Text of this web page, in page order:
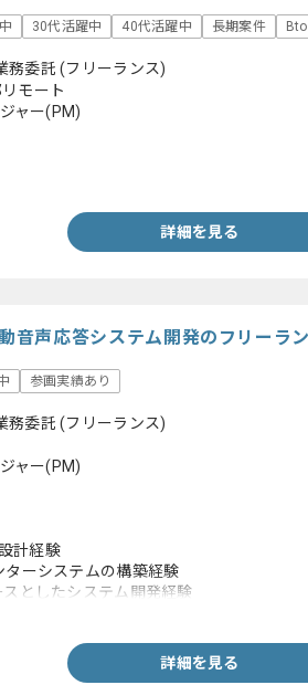
30代活躍中 40代活躍中 長期案件
務委託(フリーランス)
モート
ャー(PM)
詳細を見る
動音声応答システム開発のフリーラ
参画実績あり
務委託(フリーランス)
ャー(PM)
計経験
ターシステムの構築経験
スとしたシステム開発経験
詳細を見る